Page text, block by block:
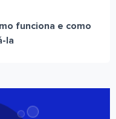
funciona e como
la